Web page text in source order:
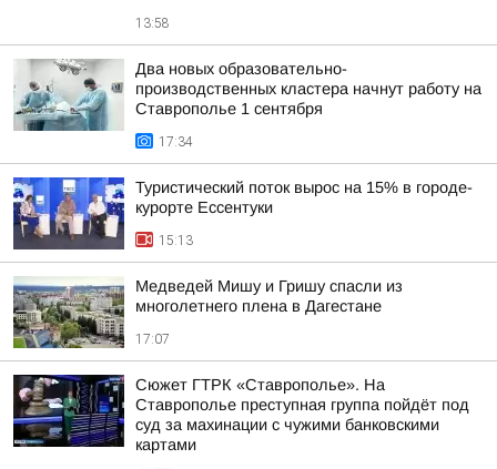
13:58
Два новых образовательно-
производственных кластера начнут работу на
Ставрополье 1 сентября
17:34
Туристический поток вырос на 15% в городе-
курорте Ессентуки
15:13
Медведей Мишу и Гришу спасли из
многолетнего плена в Дагестане
17:07
Сюжет ГТРК «Ставрополье». На
Ставрополье преступная группа пойдёт под
суд за махинации с чужими банковскими
картами